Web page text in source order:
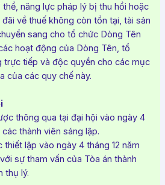
năng lực pháp lý bị thu hồi hoặc
về thuế không còn tồn tại, tài sản
sang cho tổ chức Dòng Tên
hoạt động của Dòng Tên, tổ
trực tiếp và độc quyền cho các mục
của các quy chế này.
thông qua tại đại hội vào ngày 4
thành viên sáng lập.
lập vào ngày 4 tháng 12 năm
sự tham vấn của Tòa án thành
thụ lý.